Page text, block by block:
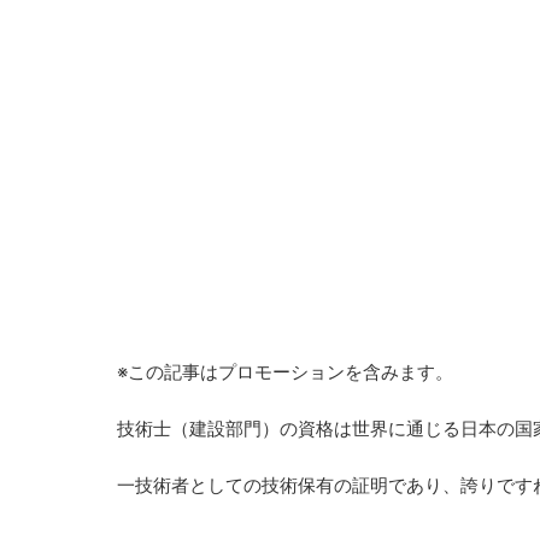
※この記事はプロモーションを含みます。
技術士（建設部門）の資格は世界に通じる日本の国
一技術者としての技術保有の証明であり、誇りです